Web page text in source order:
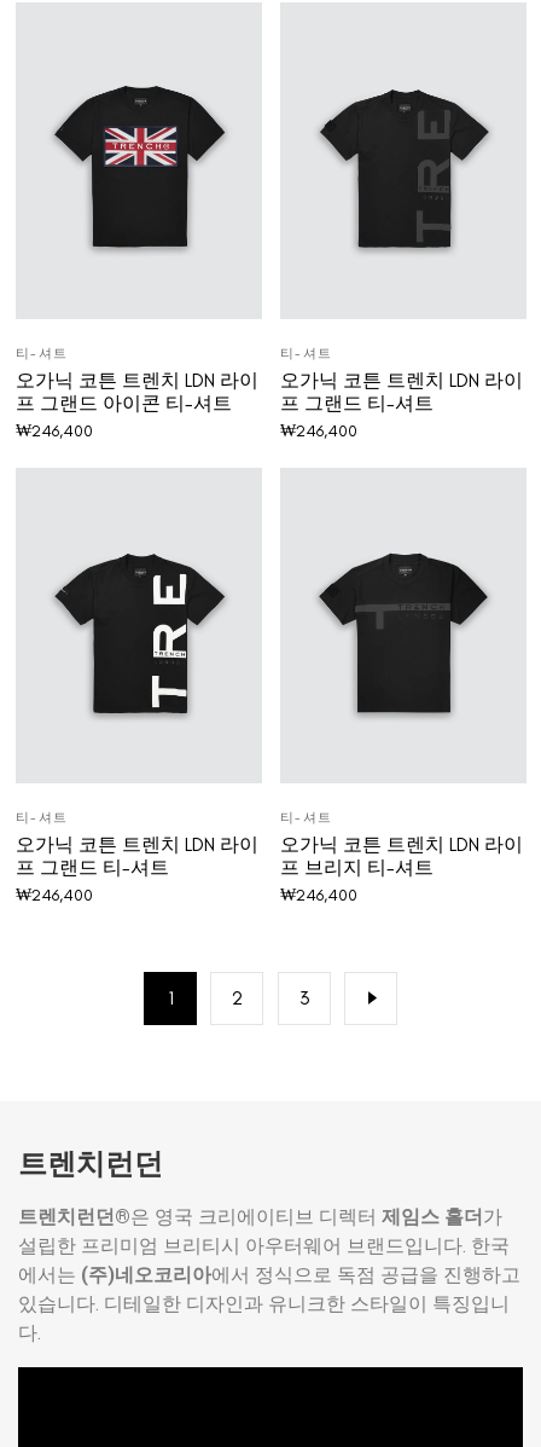
티-셔트
오가닉 코튼 트렌치 LDN 라이
프 그랜드 아이콘 티-셔트
₩246,400
티-셔트
오가닉 코튼 트렌치 LDN 라이
프 그랜드 티-셔트
₩246,400
티-셔트
오가닉 코튼 트렌치 LDN 라이
프 그랜드 티-셔트
₩246,400
티-셔트
오가닉 코튼 트렌치 LDN 라이
프 브리지 티-셔트
₩246,400
1 2 3
트렌치런던
트렌치런던®은 영국 크리에이티브 디렉터 제임스 홀더 가
설립한 프리미엄 브리티시 아우터웨어 브랜드입니다. 한국
에서는 (주)네오코리아에서 정식으로 독점 공급을 진행하고
있습니다. 디테일한 디자인과 유니크한 스타일이 특징입니
다.